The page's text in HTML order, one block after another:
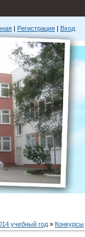
| Регистрация | Вход
учебный год » Конкурсы